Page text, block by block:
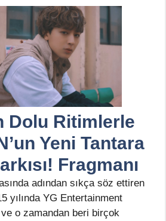
Dolu Ritimlerle
Yeni Tantara
Fragmanı
adından sıkça söz ettiren
yılında YG Entertainment
o zamandan beri birçok